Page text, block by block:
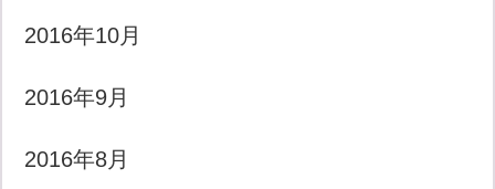
2016年10月
2016年9月
2016年8月